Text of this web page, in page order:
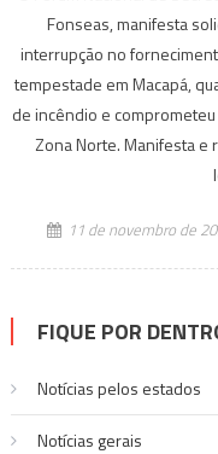
Fonseas, manifesta
interrupção no
tempestade em Macapá,
de incêndio e
Zona Norte. Manifesta
11 de novembro de
FIQUE POR
Notícias pelos estados
Notí­cias gerais